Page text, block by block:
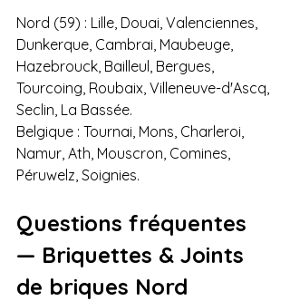
Nord (59) : Lille, Douai, Valenciennes,
Dunkerque, Cambrai, Maubeuge,
Hazebrouck, Bailleul, Bergues,
Tourcoing, Roubaix, Villeneuve-d'Ascq,
Seclin, La Bassée.
Belgique : Tournai, Mons, Charleroi,
Namur, Ath, Mouscron, Comines,
Péruwelz, Soignies.
Questions fréquentes
— Briquettes & Joints
de briques Nord